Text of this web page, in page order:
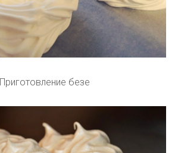
Приготовление безе